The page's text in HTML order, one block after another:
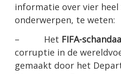
informatie over vier heel
onderwerpen, te weten:
– Het FIFA-
corruptie in de
gemaakt door het